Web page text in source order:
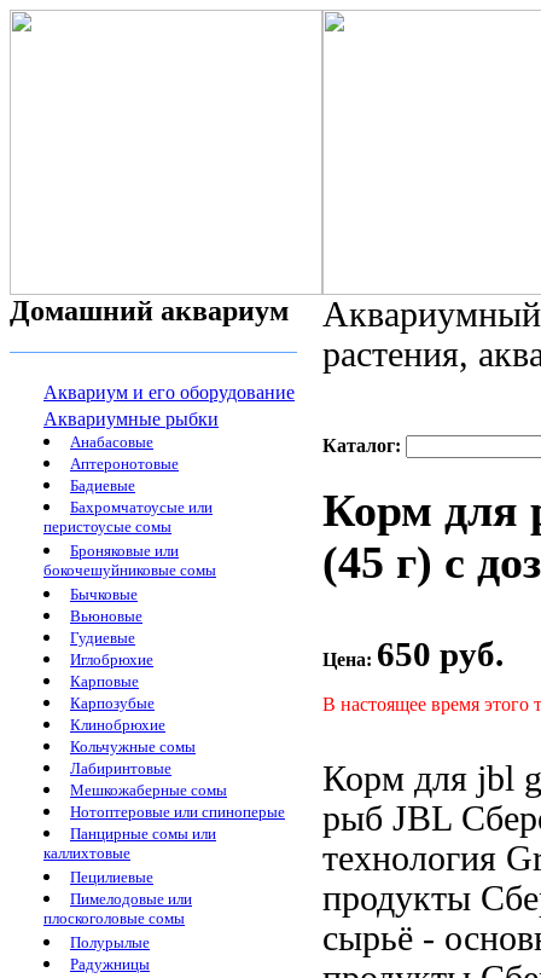
Домашний аквариум
Аквариум и его оборудование
Аквариумные рыбки
Анабасовые
Аптеронотовые
Бадиевые
Бахромчатоусые или
перистоусые сомы
Броняковые или
бокочешуйниковые сомы
Бычковые
Вьюновые
Гудиевые
Иглобрюхие
Карповые
Карпозубые
Клинобрюхие
Кольчужные сомы
Лабиринтовые
Мешкожаберные сомы
Нотоптеровые или спиноперые
Панцирные сомы или
каллихтовые
Пецилиевые
Пимелодовые или
плоскоголовые сомы
Полурылые
Радужницы
растения,
Каталог:
Корм для
(45 г) с
Цена: 650 руб.
В настоящее время этого
Корм для jbl
рыб JBL
технология
продукты
сырьё -